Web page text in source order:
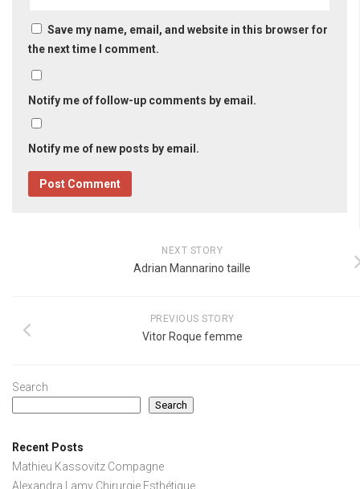
Save my name, email, and website in this browser for
the next time I comment.
Notify me of follow-up comments by email.
Notify me of new posts by email.
NEXT STORY
Adrian Mannarino taille
PREVIOUS STORY
Vitor Roque femme
Search
Search
Recent Posts
Mathieu Kassovitz Compagne
Alexandra Lamy Chirurgie Esthétique